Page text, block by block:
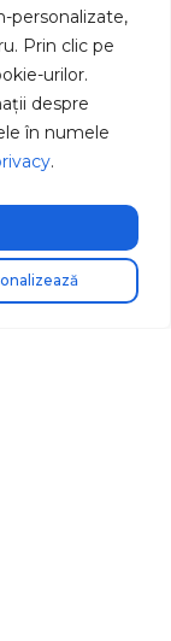
personalizate,
Prin clic pe
urilor.
despre
în numele
.